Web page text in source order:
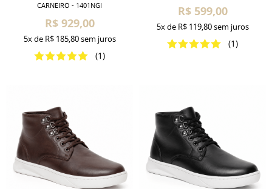
CARNEIRO - 1401NGI
R$ 929,00
(1)
5xde R$ 185,80sem juros
R$ 599,00
(1)
5xde R$ 119,80sem juros